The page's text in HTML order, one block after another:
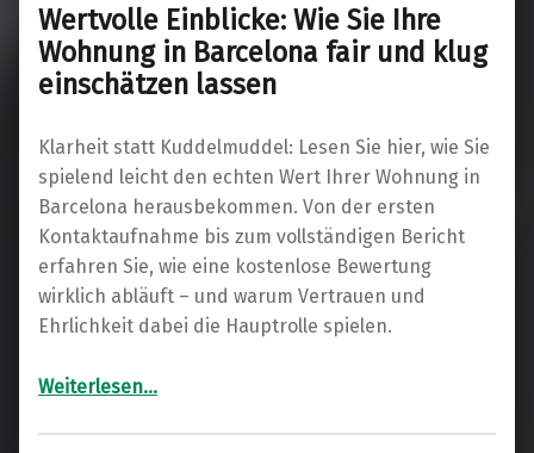
Wertvolle Einblicke: Wie Sie Ihre
Wohnung in Barcelona fair und klug
einschätzen lassen
Klarheit statt Kuddelmuddel: Lesen Sie hier, wie Sie
spielend leicht den echten Wert Ihrer Wohnung in
Barcelona herausbekommen. Von der ersten
Kontaktaufnahme bis zum vollständigen Bericht
erfahren Sie, wie eine kostenlose Bewertung
wirklich abläuft – und warum Vertrauen und
Ehrlichkeit dabei die Hauptrolle spielen.
Weiterlesen“Wertvolle Einblicke: Wie Sie Ihre Wohnung in Barcelona fair und klug einschätzen lassen”
…